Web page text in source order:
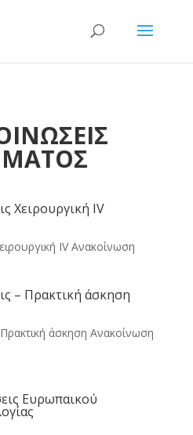
Χειρουργική IV
IV Ανακοίνωση
– Πρακτική άσκηση
άσκηση Ανακοίνωση
Ευρωπαικού